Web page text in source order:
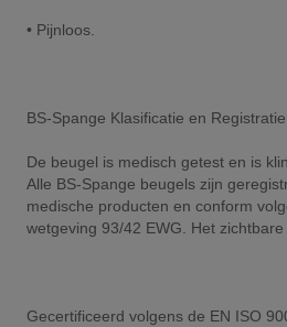
• Pijnloos.
BS-Spange Klasificatie en
De beugel is medisch getest en is
Alle BS-Spange beugels zijn
medische producten en conform
wetgeving 93/42 EWG. Het
Gecertificeerd volgens de EN ISO